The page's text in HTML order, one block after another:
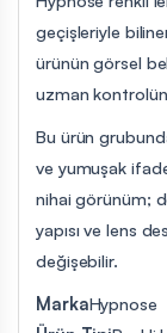
geçişleriyle
ürünün görsel
uzman
Bu ürün
ve yumuşak
nihai görünüm;
yapısı ve lens
değişebilir.
MarkaHypnose